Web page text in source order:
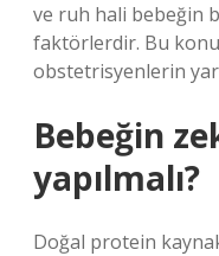
ve ruh hali bebeğin
faktörlerdir. Bu
obstetrisyenlerin
Bebeğin
yapılmalı?
Doğal protein